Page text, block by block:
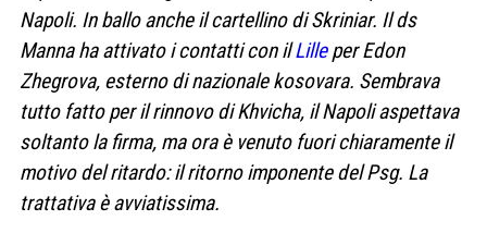
Napoli. In ballo anche il cartellino di Skriniar. Il ds
Manna ha attivato i contatti con ilLilleper Edon
Zhegrova, esterno di nazionale kosovara. Sembrava
tutto fatto per il rinnovo di Khvicha, il Napoli aspettava
soltanto la firma, ma ora è venuto fuori chiaramente il
motivo del ritardo: il ritorno imponente del Psg. La
trattativa è avviatissima.